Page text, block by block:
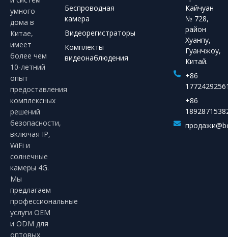
умного
дома в
Китае,
имеет
более чем
10-летний
опыт
предоставления
комплексных
решений
безопасности,
включая IP,
WiFi и
солнечные
камеры 4G.
Мы
предлагаем
профессиональные
услуги OEM
и ODM для
оптовых
Беспроводная
камера
Видеорегистраторы
Комплекты
видеонаблюдения
Кайчуан
№ 728,
район
Хуанпу,
Гуанчжоу,
Китай.
+86
+86